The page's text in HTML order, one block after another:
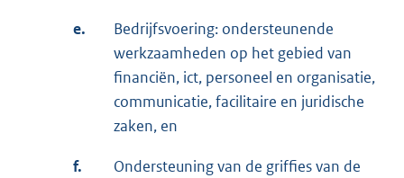
e.
Bedrijfsvoering: ondersteunende
werkzaamheden op het gebied van
financiën, ict, personeel en organisatie,
communicatie, facilitaire en juridische
zaken, en
f.
Ondersteuning van de griffies van de